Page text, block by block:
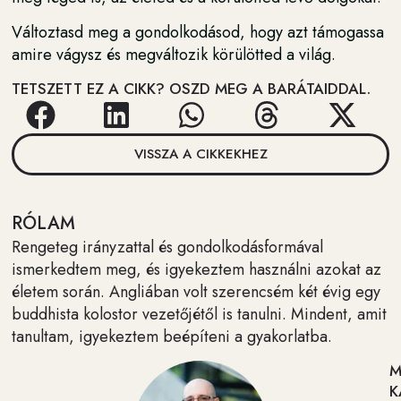
Változtasd meg a gondolkodásod, hogy azt támogassa
amire vágysz és megváltozik körülötted a világ.
TETSZETT EZ A CIKK? OSZD MEG A BARÁTAIDDAL.
VISSZA A CIKKEKHEZ
RÓLAM
Rengeteg irányzattal és gondolkodásformával
ismerkedtem meg, és igyekeztem használni azokat az
életem során. Angliában volt szerencsém két évig egy
buddhista kolostor vezetőjétől is tanulni. Mindent, amit
tanultam, igyekeztem beépíteni a gyakorlatba.